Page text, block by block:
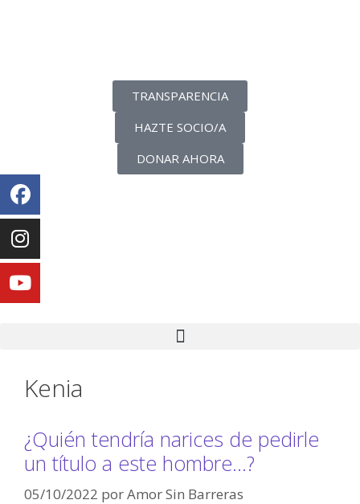
TRANSPARENCIA
HAZTE SOCIO/A
DONAR AHORA
Kenia
¿Quién tendría narices de pedirle
un título a este hombre…?
05/10/2022 porAmor Sin Barreras